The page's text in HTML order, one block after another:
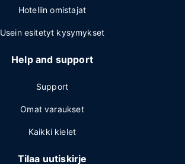
Hotellin omistajat
Usein esitetyt kysymykset
Help and support
Support
Omat varaukset
Kaikki kielet
Tilaa uutiskirje